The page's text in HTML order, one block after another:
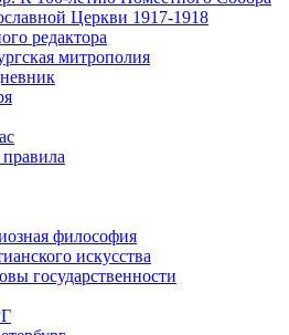
Церкви 1917-1918
редактора
митрополия
философия
искусства
государственности